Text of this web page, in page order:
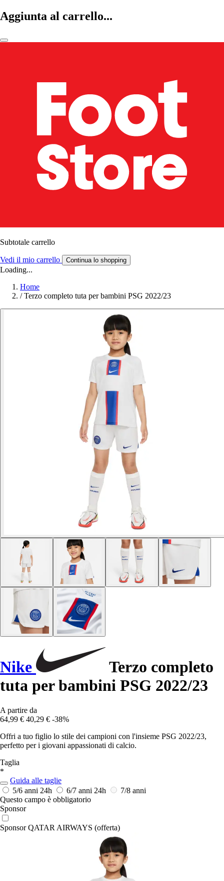
Aggiunta al carrello...
Subtotale carrello
Vedi il mio carrello Continua lo shopping
Loading...
Home
/ Terzo completo tuta per bambini PSG 2022/23
Nike
Terzo completo
tuta per bambini PSG 2022/23
A partire da
64,99 € 40,29 € -38%
Offri a tuo figlio lo stile dei campioni con l'insieme PSG 2022/23,
perfetto per i giovani appassionati di calcio.
Taglia
*
Guida alle taglie
5/6 anni 24h 6/7 anni 24h
7/8 anni
Questo campo è obbligatorio
Sponsor
Sponsor QATAR AIRWAYS (offerta)